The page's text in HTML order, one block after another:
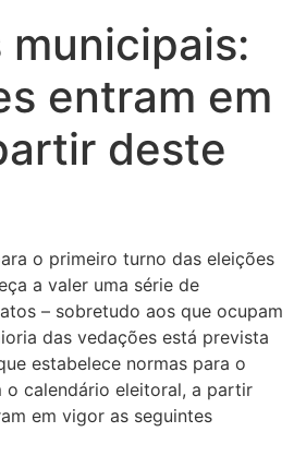
municipais:
entram em
deste
o primeiro turno das eleições
a valer uma série de
– sobretudo aos que ocupam
das vedações está prevista
estabelece normas para o
calendário eleitoral, a partir
em vigor as seguintes